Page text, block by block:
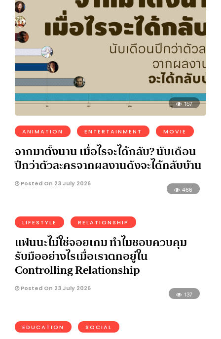
157
ANIMATION ENTERTAINMENT MOVIE
จากมาตั้งนาน เมื่อไรจะได้กลับ? นับเดือน
ปีกว่าตัวละครจากผลงานดังจะได้กลับบ้าน
Posted On 23 July 2026
466
LIFESTYLE RELATIONSHIP
แฟนนะไม่ใช่จอยเกม ทำไมชอบควบคุม
รับมืออย่างไรเมื่อเราตกอยู่ใน
Controlling Relationship
Posted On 23 July 2026
137
EDUCATION SOCIAL